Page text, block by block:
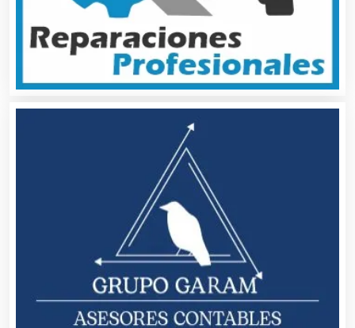
Asesores Técnicos
Asesoría Fiscal
Asociaciones Civiles
Asociaciones Empresariales
Audio, Sonido e Iluminación